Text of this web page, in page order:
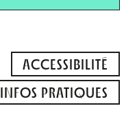
ACCESSIBILITÉ
INFOS PRATIQUES